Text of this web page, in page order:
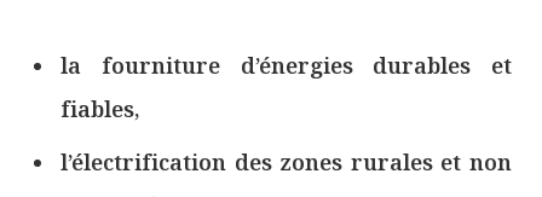
la fourniture d’énergies durables et
fiables,
l’électrification des zones rurales et non